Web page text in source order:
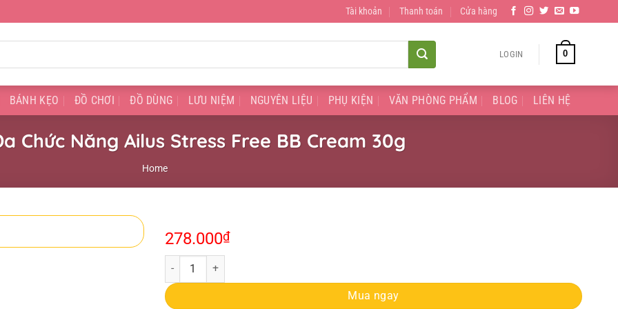
Tài khoản Thanh toán Cửa hàng
LOGIN 0
BÁNH KẸO ĐỒ CHƠI ĐỒ DÙNG LƯU NIỆM NGUYÊN LIỆU PHỤ KIỆN VĂN PHÒNG PHẨM BLOG LIÊN HỆ
Chức Năng Ailus Stress Free BB Cream 30g
Home
278.000₫
Kem Nền Đa Chức Năng Ailus Stress Free BB Cream 30g quantity
Mua ngay